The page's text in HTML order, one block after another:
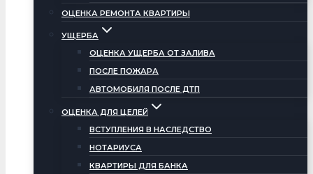
ОЦЕНКА РЕМОНТА КВАРТИРЫ
УЩЕРБА
ОЦЕНКА УЩЕРБА ОТ ЗАЛИВА
ПОСЛЕ ПОЖАРА
АВТОМОБИЛЯ ПОСЛЕ ДТП
ОЦЕНКА ДЛЯ ЦЕЛЕЙ
ВСТУПЛЕНИЯ В НАСЛЕДСТВО
НОТАРИУСА
КВАРТИРЫ ДЛЯ БАНКА